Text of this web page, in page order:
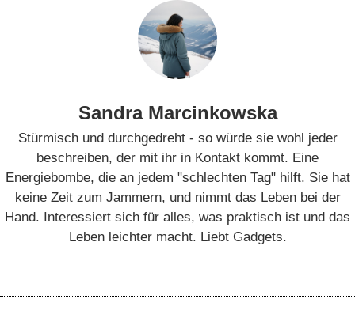
Sandra Marcinkowska
Stürmisch und durchgedreht - so würde sie wohl jeder
beschreiben, der mit ihr in Kontakt kommt. Eine
Energiebombe, die an jedem "schlechten Tag" hilft. Sie hat
keine Zeit zum Jammern, und nimmt das Leben bei der
Hand. Interessiert sich für alles, was praktisch ist und das
Leben leichter macht. Liebt Gadgets.